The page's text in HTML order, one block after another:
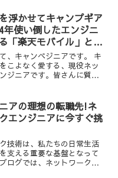
浮かせてキャンプギア
年使い倒したエンジニ
「楽天モバイル」との
い方
、キャンペジニアです。 キ
こよなく愛する、現役ネッ
ジニアです。皆さんに質問
欠…」「欲しいギアがある
が…」 ...
アの理想の転職先!ネ
エンジニアに今すぐ挑
技術は、私たちの日常生活
支える重要な基盤となって
ログでは、ネットワークエ